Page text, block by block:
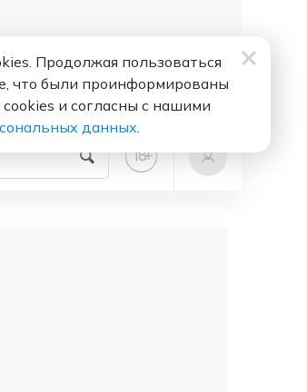
18+
Продолжая пользоваться
что были проинформированы
и согласны с нашими
данных.